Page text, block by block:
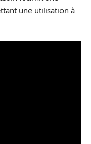
une utilisation à